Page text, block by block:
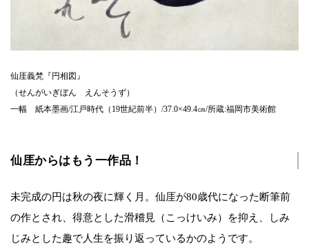
仙厓義梵『円相図』
（せんがいぎぼん えんそうず）
一幅 紙本墨画/江戸時代（19世紀前半）/37.0×49.4㎝/所蔵:福岡市美術館
仙厓からはもう一作品！
未完成の円は秋の夜に輝く月。仙厓が80歳代になった断筆前
の作とされ、得意とした滑稽見（こっけいみ）を抑え、しみ
じみとした趣で人生を振り返っているかのようです。